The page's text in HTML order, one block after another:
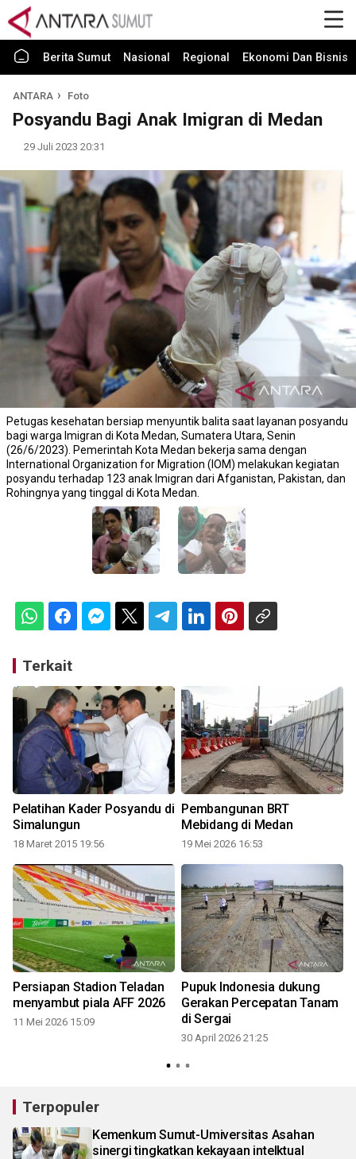
Berita Sumut Nasional Regional Ekonomi Dan Bisnis
ANTARA Foto
Posyandu Bagi Anak Imigran di Medan
29 Juli 2023 20:31
Petugas kesehatan bersiap menyuntik balita saat layanan posyandu
bagi warga Imigran di Kota Medan, Sumatera Utara, Senin
(26/6/2023). Pemerintah Kota Medan bekerja sama dengan
International Organization for Migration (IOM) melakukan kegiatan
posyandu terhadap 123 anak Imigran dari Afganistan, Pakistan, dan
Rohingnya yang tinggal di Kota Medan.
Terkait
Pelatihan Kader Posyandu di
Simalungun
18 Maret 2015 19:56
Pembangunan BRT
Mebidang di Medan
19 Mei 2026 16:53
Persiapan Stadion Teladan
menyambut piala AFF 2026
11 Mei 2026 15:09
Pupuk Indonesia dukung
Gerakan Percepatan Tanam
di Sergai
30 April 2026 21:25
Terpopuler
Kemenkum Sumut-Umiversitas Asahan
sinergi tingkatkan kekayaan intelktual